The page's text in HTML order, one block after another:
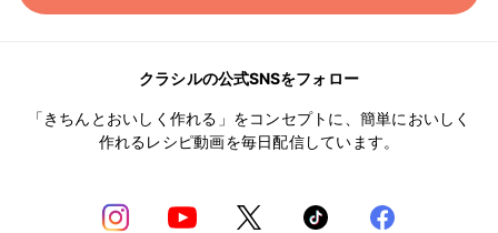
クラシルの公式SNSをフォロー
「きちんとおいしく作れる」をコンセプトに、簡単においしく
作れるレシピ動画を毎日配信しています。